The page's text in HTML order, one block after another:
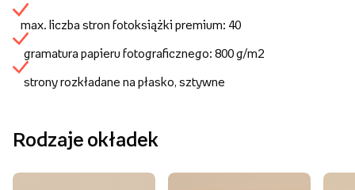
max. liczba stron fotoksiążki premium: 40
gramatura papieru fotograficznego: 800 g/m2
strony rozkładane na płasko, sztywne
Rodzaje okładek